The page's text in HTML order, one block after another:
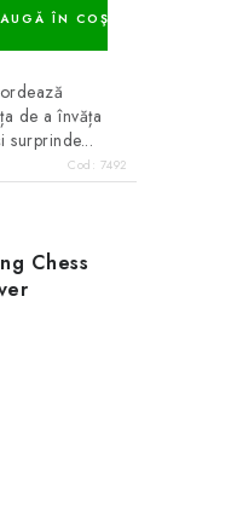
ÎN COŞ
de a învăța
surprinde...
Cod: 7492
Chess